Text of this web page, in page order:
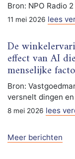
Bron: NPO Radio
11 mei 2026 lees
De
effect van AI
menselijke
Bron:
versnelt dingen
8 mei 2026 lees
Meer berichten